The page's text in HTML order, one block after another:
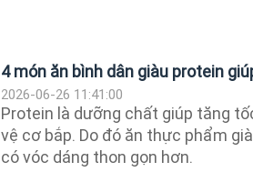
4 món ăn bình dân giàu protein
2026-06-26 11:41:00
Protein là dưỡng chất giúp tăng
vệ cơ bắp. Do đó ăn thực phẩm
có vóc dáng thon gọn hơn.